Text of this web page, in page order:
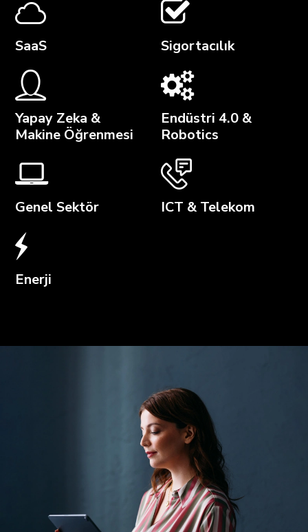
SaaS Sigortacılık
Yapay Zeka &
Makine Öğrenmesi
Endüstri 4.0 &
Robotics
Genel Sektör ICT & Telekom
Enerji